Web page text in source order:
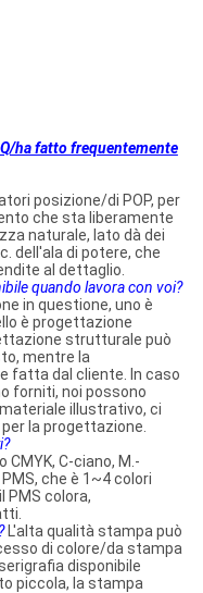
ha fatto frequentemente
posizione/di POP, per
che sta liberamente
naturale, lato dà dei
dell'ala di potere, che
al dettaglio.
quando lavora con voi?
in questione, uno è
è progettazione
strutturale può
mentre la
fatta dal cliente. In caso
forniti, noi possono
illustrativo, ci
la progettazione.
CMYK, C-ciano, M.-
che è 1~4 colori
colora,
L'alta qualità stampa può
di colore/da stampa
disponibile
piccola, la stampa